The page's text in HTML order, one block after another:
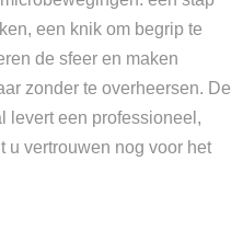
een knik om begrip te
de sfeer en maken
zonder te overheersen. De
levert een professioneel,
u vertrouwen nog voor het